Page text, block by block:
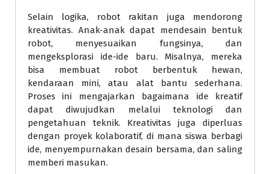
Selain logika, robot rakitan juga mendorong
kreativitas. Anak-anak dapat mendesain bentuk
robot, menyesuaikan fungsinya, dan
mengeksplorasi ide-ide baru. Misalnya, mereka
bisa membuat robot berbentuk hewan,
kendaraan mini, atau alat bantu sederhana.
Proses ini mengajarkan bagaimana ide kreatif
dapat diwujudkan melalui teknologi dan
pengetahuan teknik. Kreativitas juga diperluas
dengan proyek kolaboratif, di mana siswa berbagi
ide, menyempurnakan desain bersama, dan saling
memberi masukan.